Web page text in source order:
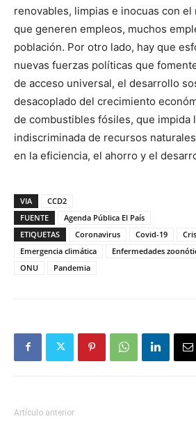
renovables, limpias e inocuas con el
que generen empleos, muchos
población. Por otro lado, hay que
nuevas fuerzas políticas que
de acceso universal, el desarrollo
desacoplado del crecimiento
de combustibles fósiles, que impida
indiscriminada de recursos
en la eficiencia, el ahorro y el
VIA
CCD2
FUENTE
Agenda Pública El País
ETIQUETAS
Coronavirus Covid-19
Emergencia climática
Enfermedades
ONU
Pandemia
Artículo anterior